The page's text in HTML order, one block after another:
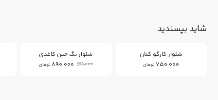
شاید بپسندید
شلوار کارگو کتان
750,000 تومان
شلوار بگ جین کاغدی
999,000
890,000 تومان